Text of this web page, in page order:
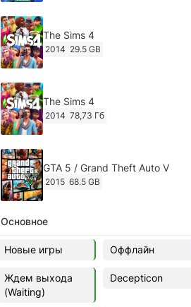
The Sims 4
2014 29.5 GB
The Sims 4
2014 78,73 Гб
GTA 5 / Grand Theft Auto V
2015 68.5 GB
Ghost of Tsushima: Director's Cut
v.1053.8.1023.1614 [RePack
Decepticon] (2024)
2024
Cyberpunk 2077
Основное
Новые игры Оффлайн
Ждем выхода
(Waiting)
Decepticon